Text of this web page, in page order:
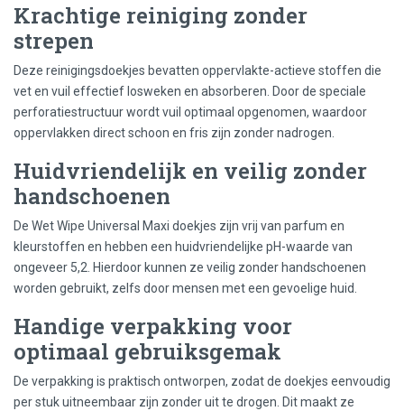
Krachtige reiniging zonder
strepen
Deze reinigingsdoekjes bevatten oppervlakte-actieve stoffen die
vet en vuil effectief losweken en absorberen. Door de speciale
perforatiestructuur wordt vuil optimaal opgenomen, waardoor
oppervlakken direct schoon en fris zijn zonder nadrogen.
Huidvriendelijk en veilig zonder
handschoenen
De Wet Wipe Universal Maxi doekjes zijn vrij van parfum en
kleurstoffen en hebben een huidvriendelijke pH-waarde van
ongeveer 5,2. Hierdoor kunnen ze veilig zonder handschoenen
worden gebruikt, zelfs door mensen met een gevoelige huid.
Handige verpakking voor
optimaal gebruiksgemak
De verpakking is praktisch ontworpen, zodat de doekjes eenvoudig
per stuk uitneembaar zijn zonder uit te drogen. Dit maakt ze